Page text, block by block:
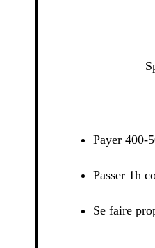
Payer 400-
Passer 1h
Se faire